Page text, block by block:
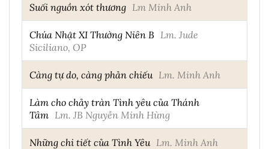
Suối nguồn xót thương Lm Minh Anh
Chúa Nhật XI Thường Niên B Lm. Jude
Siciliano, OP
Càng tự do, càng phản chiếu Lm. Minh Anh
Làm cho chảy tràn Tình yêu của Thánh
Tâm Lm. JB Nguyễn Minh Hùng
Những chi tiết của Tình Yêu Lm. Minh Anh